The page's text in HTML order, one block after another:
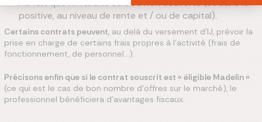
Au fait que l’invalidité soit ou non couverte (et dans la
positive, au niveau de rente et / ou de capital).
Certains contrats peuvent, au delà du versement d’IJ, prévoir la
prise en charge de certains frais propres à l’activité (frais de
fonctionnement, de personnel…).
Précisons enfin que si le contrat souscrit est « éligible Madelin »
(ce qui est le cas de bon nombre d’offres sur le marché), le
professionnel bénéficiera d’avantages fiscaux.